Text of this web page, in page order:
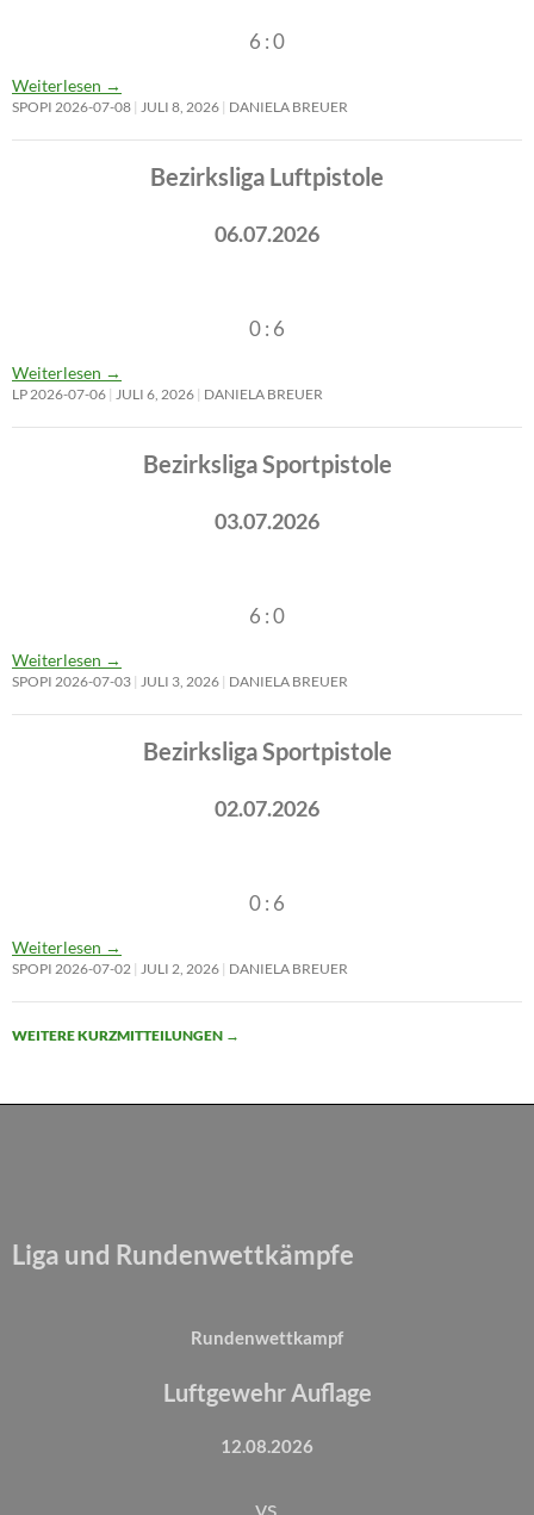
6 : 0
Weiterlesen →
SPOPI 2026-07-08 JULI 8, 2026 DANIELA BREUER
Bezirksliga Luftpistole
06.07.2026
0 : 6
Weiterlesen →
LP 2026-07-06 JULI 6, 2026 DANIELA BREUER
Bezirksliga Sportpistole
03.07.2026
6 : 0
Weiterlesen →
SPOPI 2026-07-03 JULI 3, 2026 DANIELA BREUER
Bezirksliga Sportpistole
02.07.2026
0 : 6
Weiterlesen →
SPOPI 2026-07-02 JULI 2, 2026 DANIELA BREUER
WEITERE KURZMITTEILUNGEN →
Liga und Rundenwettkämpfe
Rundenwettkampf
Luftgewehr Auflage
12.08.2026
vs